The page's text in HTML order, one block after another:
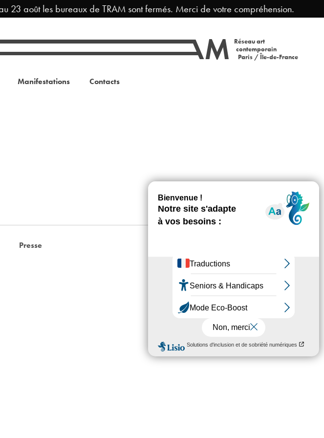
23 août les bureaux de TRAM sont fermés. Merci de votre compréhension.
Réseau art
contemporain
Paris / Île-de-France
Manifestations Contacts
Presse